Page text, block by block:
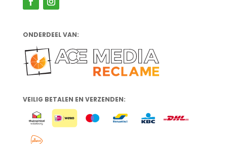
ONDERDEEL VAN:
VEILIG BETALEN EN VERZENDEN: